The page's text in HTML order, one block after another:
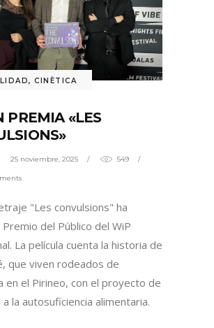
, CINÈTICA
PREMIA «LES
25 noviembre, 2025 549
"Les convulsions" ha
Premio del Público del WiP
La película cuenta la historia de
que viven rodeados de
en el Pirineo, con el proyecto de
la autosuficiencia alimentaria.